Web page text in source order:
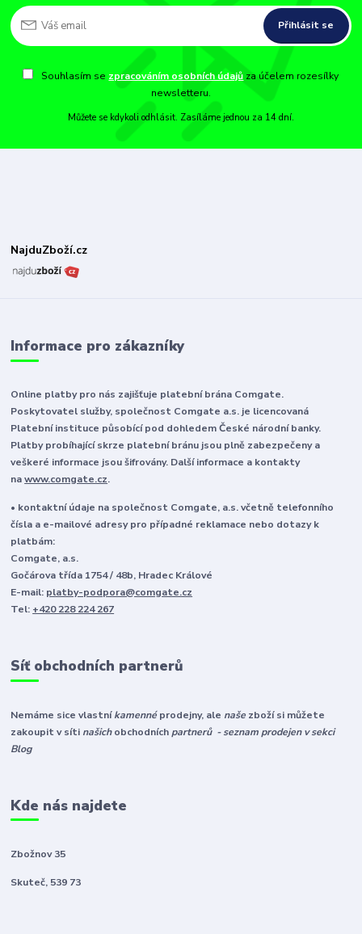
Přihlásit se
Souhlasím se zpracováním osobních údajů za účelem rozesílky
newsletteru.
Můžete se kdykoli odhlásit. Zasíláme jednou za 14 dní.
NajduZboží.cz
Informace pro zákazníky
Online platby pro nás zajišťuje platební brána Comgate.
Poskytovatel služby, společnost Comgate a.s. je licencovaná
Platební instituce působící pod dohledem České národní banky.
Platby probíhající skrze platební bránu jsou plně zabezpečeny a
veškeré informace jsou šifrovány. Další informace a kontakty
nawww.comgate.cz.
• kontaktní údaje na společnost Comgate, a.s. včetně telefonního
čísla a e-mailové adresy pro případné reklamace nebo dotazy k
platbám:
Comgate, a.s.
Gočárova třída 1754 / 48b, Hradec Králové
E-mail: platby-podpora@comgate.cz
Tel: +420 228 224 267
Síť obchodních partnerů
Nemáme sice vlastníkamennéprodejny, ale naše zboží si můžete
zakoupit v síti našichobchodních partnerů - seznam prodejen v sekci
Blog
Kde nás najdete
Zbožnov 35
Skuteč, 539 73